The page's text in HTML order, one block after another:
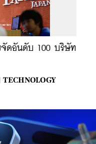
จัดอันดับ 100 บริษัท
TECHNOLOGY